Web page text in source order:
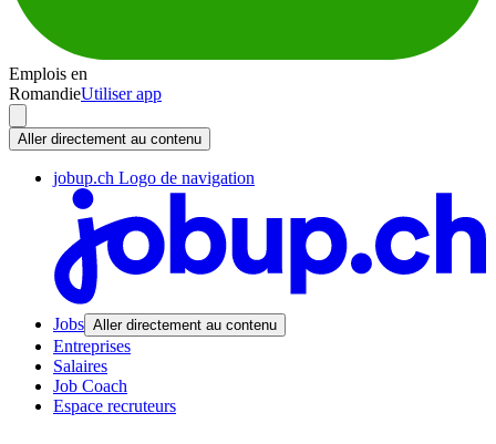
Emplois en
RomandieUtiliser app
Aller directement au contenu
jobup.ch Logo de navigation
Jobs Aller directement au contenu
Entreprises
Salaires
Job Coach
Espace recruteurs